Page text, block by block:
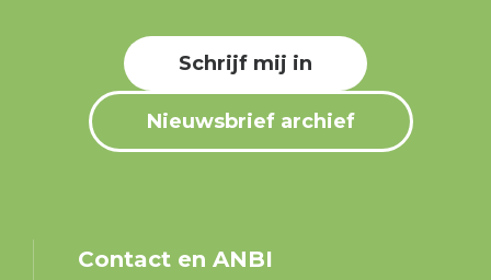
Schrijf mij in
Nieuwsbrief archief
Contact en ANBI